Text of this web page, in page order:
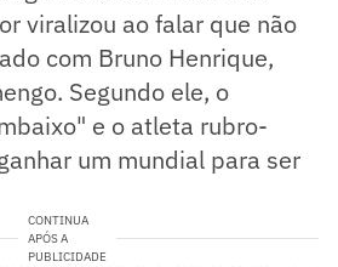
viralizou ao falar que não
com Bruno Henrique,
Segundo ele, o
e o atleta rubro-
um mundial para ser
CONTINUA
APÓS A
PUBLICIDADE